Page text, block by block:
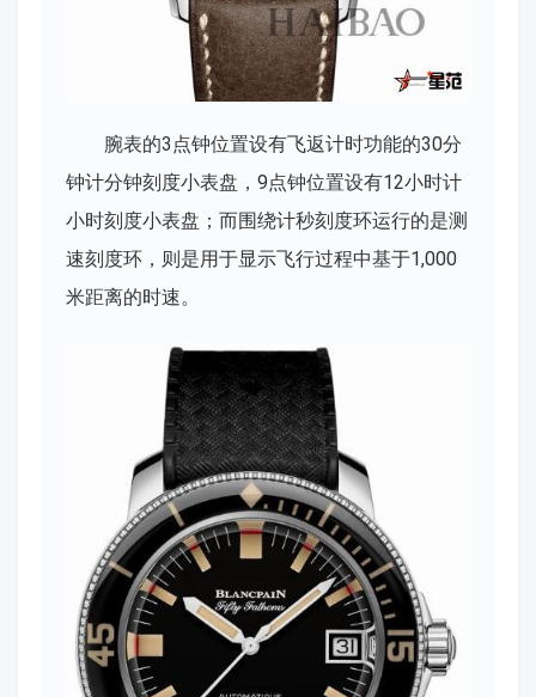
腕表的3点钟位置设有飞返计时功能的30分
钟计分钟刻度小表盘，9点钟位置设有12小时计
小时刻度小表盘；而围绕计秒刻度环运行的是测
速刻度环，则是用于显示飞行过程中基于1,000
米距离的时速。